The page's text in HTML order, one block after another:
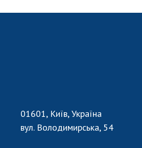
ЗАСІДАННЯ ПРЕЗИДІЇ НАН
НАУКОВІ ВИДАННЯ
01601, Київ, Україна
вул. Володимирська, 54